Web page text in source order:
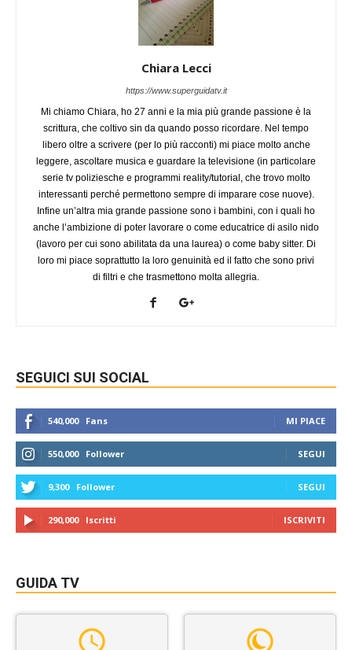
Chiara Lecci
https://www.superguidatv.it
Mi chiamo Chiara, ho 27 anni e la mia più grande passione è la
scrittura, che coltivo sin da quando posso ricordare. Nel tempo
libero oltre a scrivere (per lo più racconti) mi piace molto anche
leggere, ascoltare musica e guardare la televisione (in particolare
serie tv poliziesche e programmi reality/tutorial, che trovo molto
interessanti perché permettono sempre di imparare cose nuove).
Infine un’altra mia grande passione sono i bambini, con i quali ho
anche l’ambizione di poter lavorare o come educatrice di asilo nido
(lavoro per cui sono abilitata da una laurea) o come baby sitter. Di
loro mi piace soprattutto la loro genuinità ed il fatto che sono privi
di filtri e che trasmettono molta allegria.
SEGUICI SUI SOCIAL
540,000 Fans MI PIACE
550,000 Follower SEGUI
9,300 Follower SEGUI
290,000 Iscritti ISCRIVITI
GUIDA TV